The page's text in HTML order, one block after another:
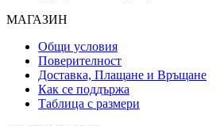
МАГАЗИН
Общи условия
Поверителност
Доставка, Плащане и Връщане
Как се поддържа
Таблица с размери